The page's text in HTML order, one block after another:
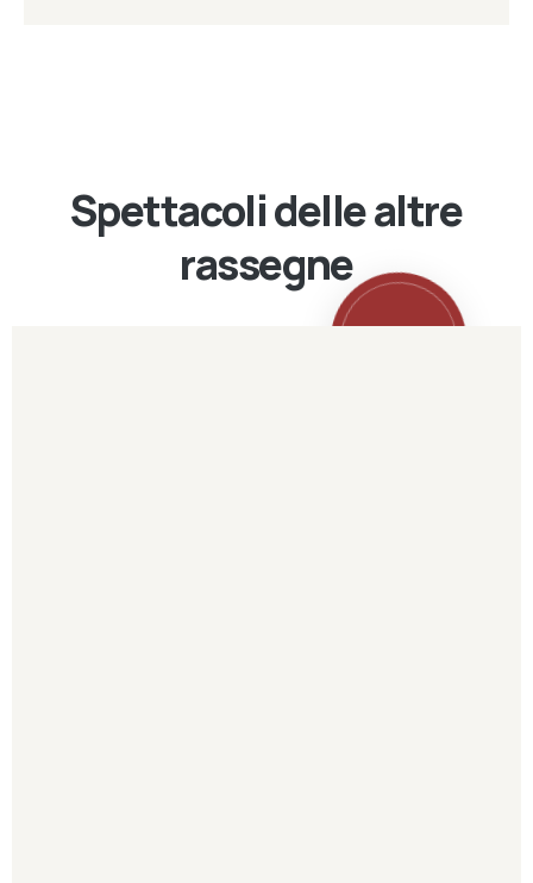
Spettacoli delle altre
rassegne